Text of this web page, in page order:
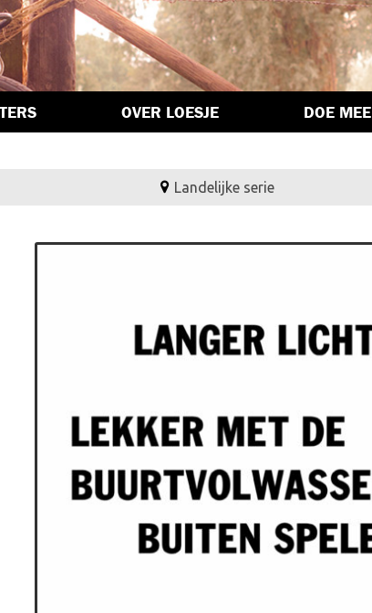
OVER LOESJE DOE MEE
Landelijke serie